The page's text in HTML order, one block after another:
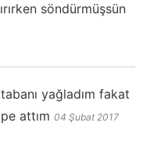
söndürmüşsün
yağladım fakat
attım 04 Şubat 2017